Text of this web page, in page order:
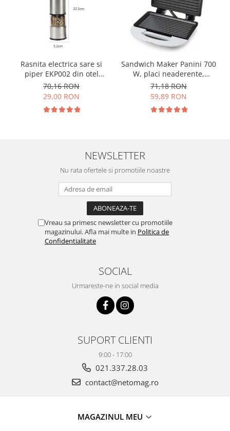
Rasnita electrica sare si
piper EKP002 din otel
inoxidabil cu camere
depozitare transparente,
70,16 RON
29,00 RON
Sandwich Maker Panini 700
W, placi neaderente,
indicator LED culoare alba
71,18 RON
59,89 RON
NEWSLETTER
Nu rata ofertele si promotiile noastre
Vreau sa primesc newsletter cu promotiile
magazinului. Afla mai multe in Politica de
Confidentialitate
SOCIAL
Urmareste-ne in social media
SUPORT CLIENTI
9:00 - 17:00
021.337.28.03
contact@netomag.ro
MAGAZINUL MEU